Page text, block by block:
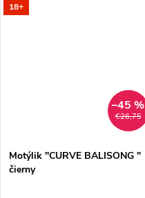
18+
€26,75
–45 %
Motýlik "CURVE BALISONG "
čierny